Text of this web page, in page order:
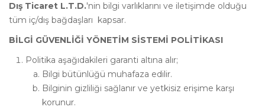
Dış Ticaret L.T.D.'nin bilgi varlıklarını ve iletişimde olduğu
tüm iç/dış bağdaşları kapsar.
BİLGİ GÜVENLİĞİ YÖNETİM SİSTEMİ POLİTİKASI
Politika aşağıdakileri garanti altına alır;
Bilgi bütünlüğü muhafaza edilir.
Bilginin gizliliği sağlanır ve yetkisiz erişime karşı
korunur.